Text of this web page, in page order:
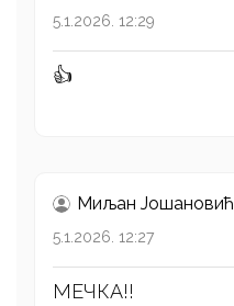
5.1.2026. 12:29
👍
Миљан Јошановић
5.1.2026. 12:27
МЕЧКА!!